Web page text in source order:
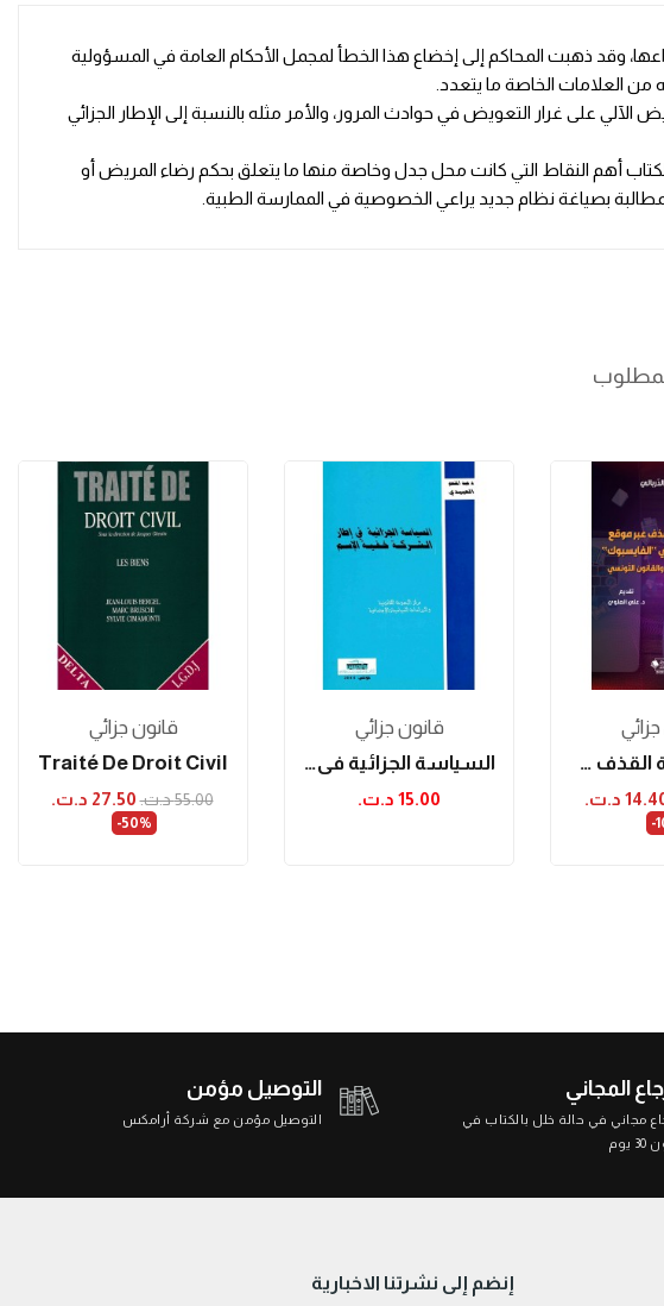
وقد ذهبت المحاكم إلى إخضاع هذا الخطأ لمجمل الأحكام العامة في المسؤولية
من العلامات الخاصة ما يتعدد.
على غرار التعويض في حوادث المرور، والأمر مثله بالنسبة إلى الإطار الجزائي
أهم النقاط التي كانت محل جدل وخاصة منها ما يتعلق بحكم رضاء المريض أو
بصياغة نظام جديد يراعي الخصوصية في الممارسة الطبية.
قانون جزائي
Traité De Droit Civil
55.00 د.ت.‏ 27.50 د.ت.‏
‎-50%
قانون جزائي
السياسة الجزائية في إطار الشركة خفية الإسم
15.00 د.ت.‏
أحكام جريمة القذف عبر موقع التواصل الاجتماعي...
د.ت.‏
‎-
التوصيل مؤمن
التوصيل مؤمن مع شركة أرامكس
المجاني
مجاني في حالة خلل بالكتاب في
إنضم إلى نشرتنا الاخبارية